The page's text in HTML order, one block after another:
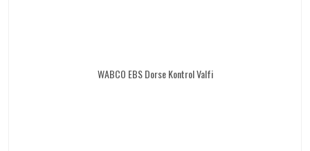
WABCO EBS Dorse Kontrol Valfi